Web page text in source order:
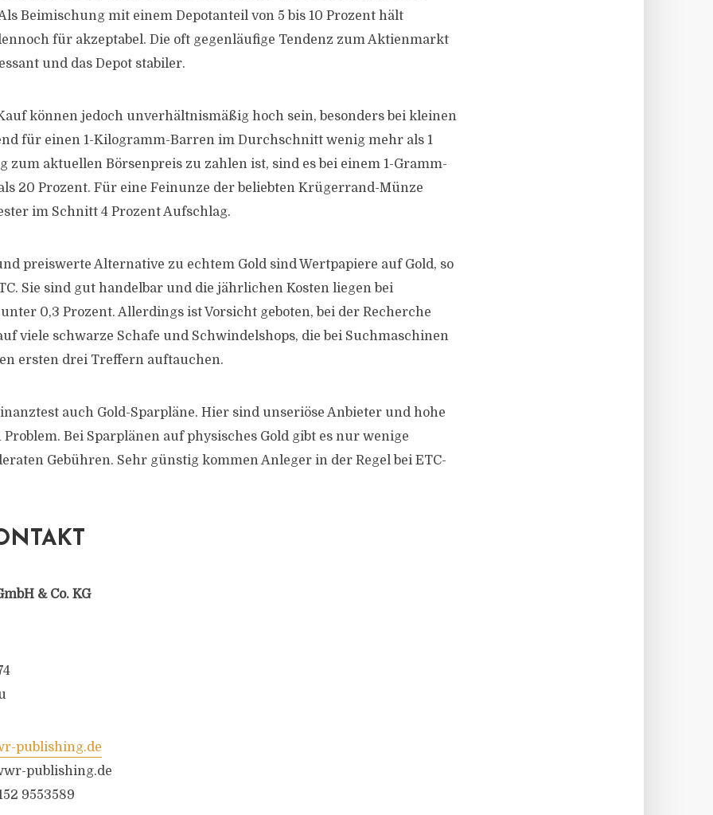
Beimischung mit einem Depotanteil von 5 bis 10 Prozent hält
für akzeptabel. Die oft gegenläufige Tendenz zum Aktienmarkt
und das Depot stabiler.
können jedoch unverhältnismäßig hoch sein, besonders bei kleinen
für einen 1-Kilogramm-Barren im Durchschnitt wenig mehr als 1
zum aktuellen Börsenpreis zu zahlen ist, sind es bei einem 1-Gramm-
20 Prozent. Für eine Feinunze der beliebten Krügerrand-Münze
im Schnitt 4 Prozent Aufschlag.
preiswerte Alternative zu echtem Gold sind Wertpapiere auf Gold, so
Sie sind gut handelbar und die jährlichen Kosten liegen bei
0,3 Prozent. Allerdings ist Vorsicht geboten, bei der Recherche
viele schwarze Schafe und Schwindelshops, die bei Suchmaschinen
ersten drei Treffern auftauchen.
auch Gold-Sparpläne. Hier sind unseriöse Anbieter und hohe
Bei Sparplänen auf physisches Gold gibt es nur wenige
Gebühren. Sehr günstig kommen Anleger in der Regel bei ETC-
& Co. KG
publishing.de
publishing.de
9553589